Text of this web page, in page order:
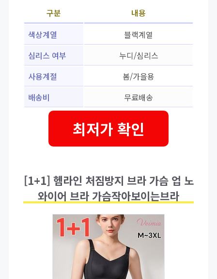
구분
내용
색상계열
블랙계열
심리스 여부
누디/심리스
사용계절
봄/가을용
배송비
무료배송
최저가 확인
[1+1] 헴라인 처짐방지 브라 가슴 업 노
와이어 브라 가슴작아보이는브라